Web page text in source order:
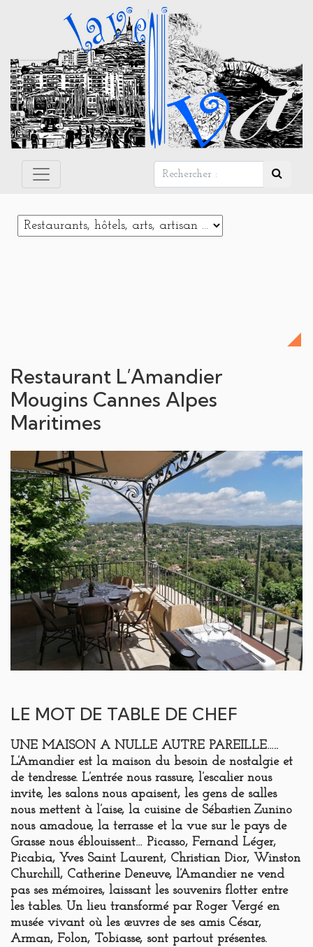
Restaurant L’Amandier
Mougins Cannes Alpes
Maritimes
LE MOT DE TABLE DE CHEF
UNE MAISON A NULLE AUTRE PAREILLE…..
L’Amandier est la maison du besoin de nostalgie et
de tendresse. L’entrée nous rassure, l’escalier nous
invite, les salons nous apaisent, les gens de salles
nous mettent à l’aise, la cuisine de Sébastien Zunino
nous amadoue, la terrasse et la vue sur le pays de
Grasse nous éblouissent… Picasso, Fernand Léger,
Picabia, Yves Saint Laurent, Christian Dior, Winston
Churchill, Catherine Deneuve, l’Amandier ne vend
pas ses mémoires, laissant les souvenirs flotter entre
les tables. Un lieu transformé par Roger Vergé en
musée vivant où les œuvresde ses amis César,
Arman, Folon, Tobiasse, sont partout présentes.
Panneau de gestion des cookies